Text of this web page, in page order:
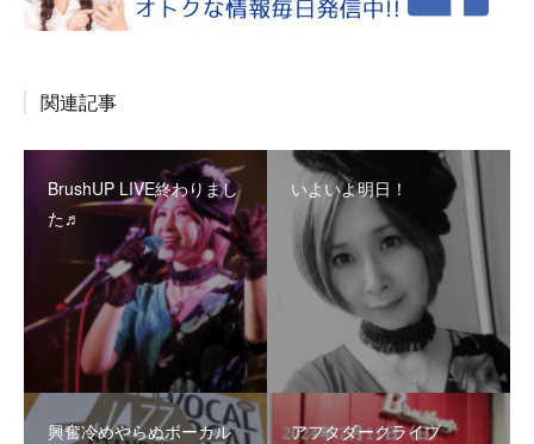
関連記事
BrushUP LIVE終わりまし
た♬
いよいよ明日！
興奮冷めやらぬボーカル
アフタダークライブ